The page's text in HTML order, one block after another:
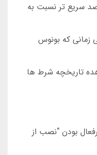
بالاتر**: بارگذاری 30 درصد سریع تر نسبت به
زمانی که بونوس
تاریخچه شرط ها
بودن “نصب از